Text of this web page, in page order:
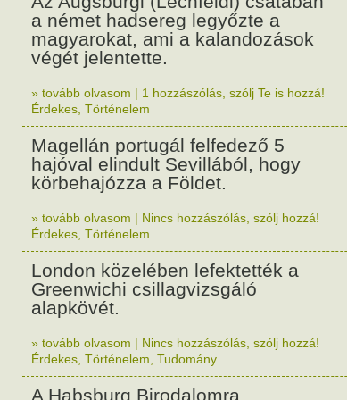
a német hadsereg legyőzte a
magyarokat, ami a kalandozások
végét jelentette.
» tovább olvasom | 1 hozzászólás, szólj Te is hozzá!
Érdekes Történelem
Magellán portugál felfedező 5
hajóval elindult Sevillából, hogy
körbehajózza a Földet.
» tovább olvasom | Nincs hozzászólás, szólj hozzá!
Érdekes Történelem
London közelében lefektették a
Greenwichi csillagvizsgáló
alapkövét.
» tovább olvasom | Nincs hozzászólás, szólj hozzá!
Érdekes Történelem Tudomány
A Habsburg Birodalomra